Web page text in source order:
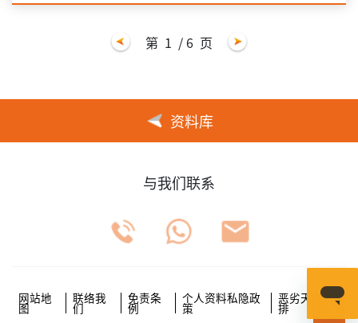
第 1 / 6 页
资料库
与我们联系
网站地
图
联络我
们
免责条
例
个人资料私隐政
策
恶劣天气安
排